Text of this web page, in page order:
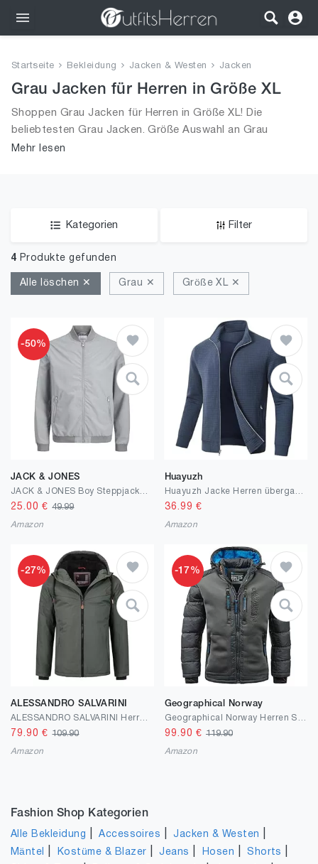
Bekleidung
Wäsche
Schuhe
Startseite Bekleidung Jacken & Westen Jacken
Grau Jacken für Herren in Größe XL
Shoppen Grau Jacken für Herren in Größe XL! Die
beliebtesten Grau Jacken. Größe Auswahl an Grau
Jacken in Größe XL und alle Trends aus 2026 für Männer!
Mehr lesen
Kategorien Filter
4 Produkte gefunden
Alle löschen ✕ Grau ✕ Größe XL ✕
-50%
JACK & JONES
25.00 €49.99
Amazon
Huayuzh
36.99 €
Amazon
-27%
ALESSANDRO SALVARINI
ALESSANDRO SALVARINI Herren Winter Jacke warm mit Kapuze AS-331
79.90 €109.90
Amazon
-17%
Geographical Norway
99.90 € 119.90
Amazon
Fashion Shop Kategorien
Alle Bekleidung |Accessoires |Jacken & Westen
Mäntel Kostüme & Blazer |Jeans Hosen |Shorts